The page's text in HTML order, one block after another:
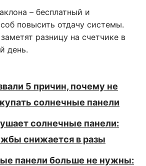
– бесплатный и
повысить отдачу системы.
разницу на счетчике в
день.
5 причин, почему не
солнечные панели
солнечные панели:
снижается в разы
панели больше не нужны: